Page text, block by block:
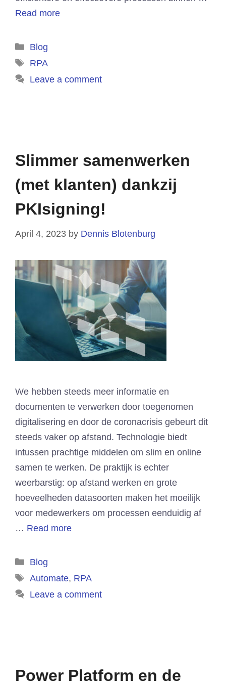
Read more
Categories
Blog
Tags
RPA
Leave a comment
Slimmer samenwerken
(met klanten) dankzij
PKIsigning!
April 4, 2023 by Dennis Blotenburg
We hebben steeds meer informatie en
documenten te verwerken door toegenomen
digitalisering en door de coronacrisis gebeurt dit
steeds vaker op afstand. Technologie biedt
intussen prachtige middelen om slim en online
samen te werken. De praktijk is echter
weerbarstig: op afstand werken en grote
hoeveelheden datasoorten maken het moeilijk
voor medewerkers om processen eenduidig af
… Read more
Categories
Blog
Tags
Automate, RPA
Leave a comment
Power Platform en de